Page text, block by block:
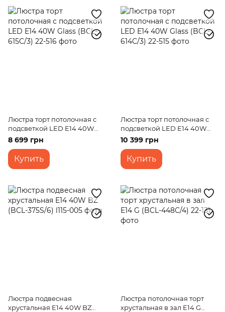
Люстра торт потолочная с
подсветкой LED E14 40W
Glass (BCL-615C/3)
8 699 грн
Купить
Люстра торт потолочная с
подсветкой LED E14 40W
Glass (BCL-614C/3)
10 399 грн
Купить
Люстра подвесная
хрустальная E14 40W BZ
Люстра потолочная торт
хрустальная в зал E14 G